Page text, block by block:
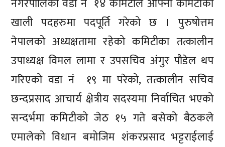
खाली पदहरुमा पदपूर्ति गरेको छ । पुरुषोत्तम
नेपालको अध्यक्षतामा रहेको कमिटीका तत्कालीन
उपाध्यक्ष विमल लामा र उपसचिव अंगुर पौडेल थप
गरिएको वडा नं १९ मा परेको, तत्कालीन सचिव
छन्दप्रसाद आचार्य क्षेत्रीय सदस्यमा निर्वाचित भएको
सन्दर्भमा कमिटीको जेठ १५ गते बसेको बैठकले
एमालेको विधान बमोजिम शंकरप्रसाद भट्टराईलाई